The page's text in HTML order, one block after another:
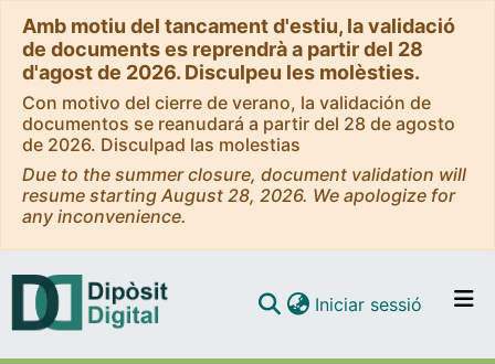
Amb motiu del tancament d'estiu, la validació
de documents es reprendrà a partir del 28
d'agost de 2026. Disculpeu les molèsties.
Con motivo del cierre de verano, la validación de
documentos se reanudará a partir del 28 de agosto
de 2026. Disculpad las molestias
Due to the summer closure, document validation will
resume starting August 28, 2026. We apologize for
any inconvenience.
Iniciar sessió (current)